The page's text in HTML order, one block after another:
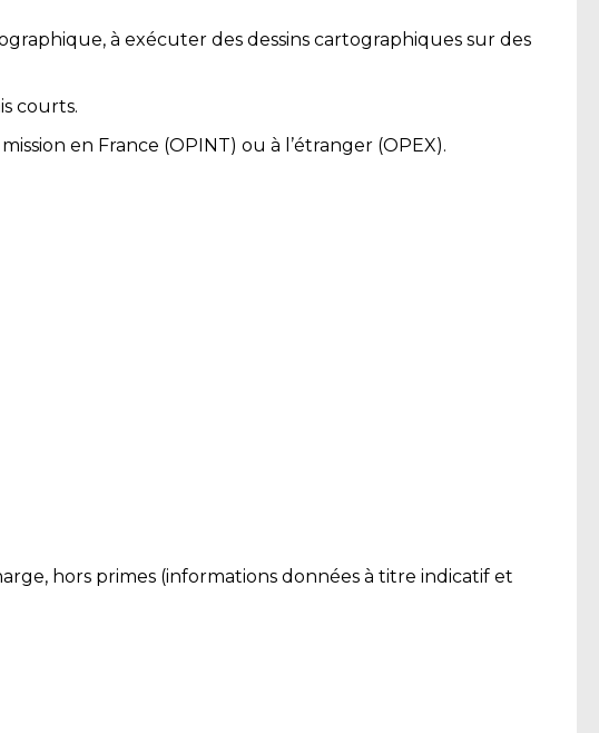
à exécuter des dessins cartographiques sur des
courts.
en France (OPINT) ou à l’étranger (OPEX).
hors primes (informations données à titre indicatif et